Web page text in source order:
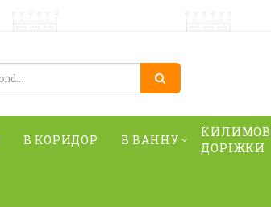
В КОРИДОР В ВАННУ
ДОРІЖКИ